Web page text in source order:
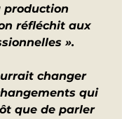
production
réfléchit aux
».
changer
qui
que de parler